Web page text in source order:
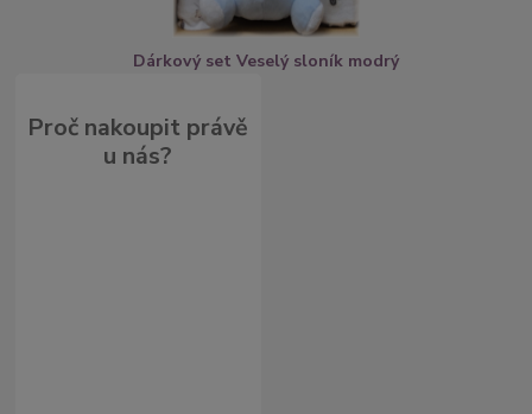
Dárkový set Veselý sloník modrý
Proč nakoupit právě
u nás?